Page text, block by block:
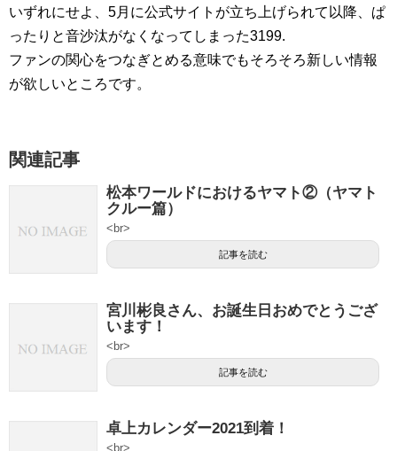
いずれにせよ、5月に公式サイトが立ち上げられて以降、ぱ
ったりと音沙汰がなくなってしまった3199.
ファンの関心をつなぎとめる意味でもそろそろ新しい情報
が欲しいところです。
関連記事
松本ワールドにおけるヤマト②（ヤマト
クルー篇）
<br>
記事を読む
宮川彬良さん、お誕生日おめでとうござ
います！
<br>
記事を読む
卓上カレンダー2021到着！
<br>